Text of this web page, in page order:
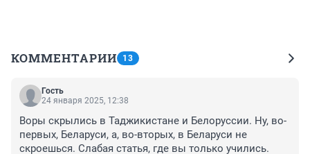
КОММЕНТАРИИ 13
Гость
24 января 2025, 12:38
Воры скрылись в Таджикистане и Белоруссии. Ну, во-
первых, Беларуси, а, во-вторых, в Беларуси не
скроешься. Слабая статья, где вы только учились.